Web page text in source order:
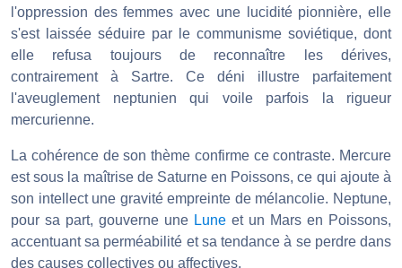
l'oppression des femmes avec une lucidité pionnière, elle
s'est laissée séduire par le communisme soviétique, dont
elle refusa toujours de reconnaître les dérives,
contrairement à Sartre. Ce déni illustre parfaitement
l'aveuglement neptunien qui voile parfois la rigueur
mercurienne.
La cohérence de son thème confirme ce contraste. Mercure
est sous la maîtrise de Saturne en Poissons, ce qui ajoute à
son intellect une gravité empreinte de mélancolie. Neptune,
pour sa part, gouverne une Lune et un Mars en Poissons,
accentuant sa perméabilité et sa tendance à se perdre dans
des causes collectives ou affectives.